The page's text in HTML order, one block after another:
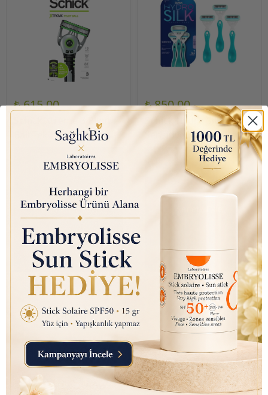
₺ 615.00
Schick Xtreme 3 Pivot
Ball Tek Kullanımlık
Erkekler İçin Tıraş
Bıçakları, 3 Adet
Sepete Ekle
₺ 850.00
Schick Hydro Silk
Sensitive Kadınlar İçin
Tek Kullanımlık Tıraş
Bıçakları - 3'lü